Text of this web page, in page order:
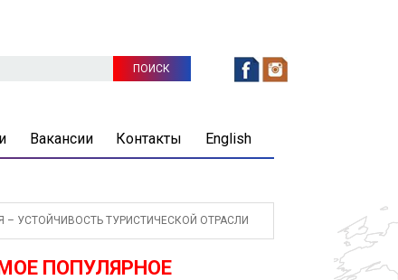
Вакансии Контакты English
– УСТОЙЧИВОСТЬ ТУРИСТИЧЕСКОЙ ОТРАСЛИ
ПОПУЛЯРНОЕ